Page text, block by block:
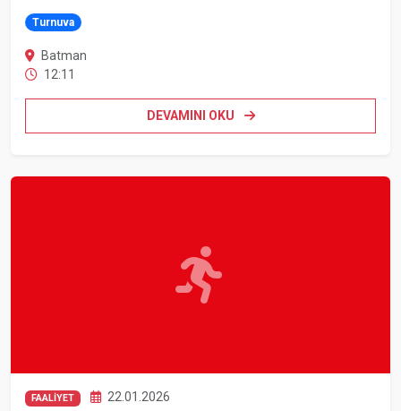
Turnuva
Batman
12:11
DEVAMINI OKU
FAALİYET 22.01.2026